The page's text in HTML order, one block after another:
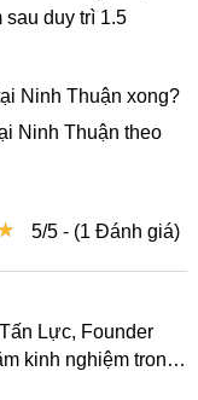
sau duy trì 1.5
Ninh Thuận xong?
Ninh Thuận theo
5/5 - (1 Đánh giá)
Lực, Founder
kinh nghiệm trong
SEO và chia sẻ